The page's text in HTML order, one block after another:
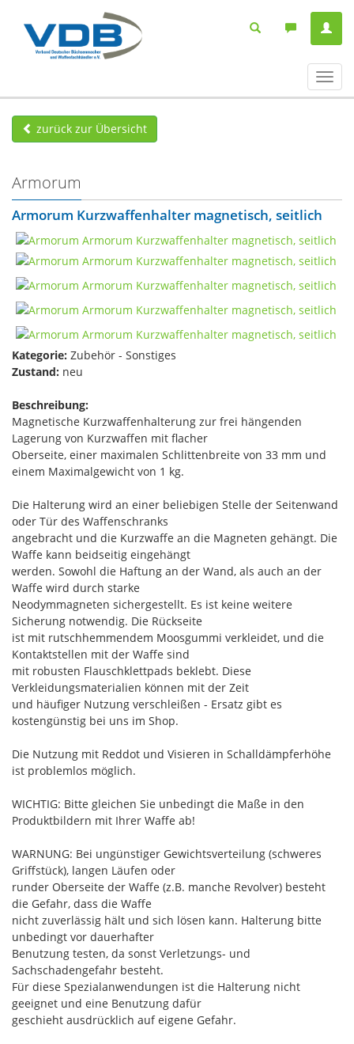
ein-/
zurück zur Übersicht
Armorum
Armorum Kurzwaffenhalter magnetisch, seitlich
Kategorie: Zubehör - Sonstiges
Zustand: neu
Beschreibung:
Magnetische Kurzwaffenhalterung zur frei hängenden
Lagerung von Kurzwaffen mit flacher
Oberseite, einer maximalen Schlittenbreite von 33 mm und
einem Maximalgewicht von 1 kg.
Die Halterung wird an einer beliebigen Stelle der Seitenwand
oder Tür des Waffenschranks
angebracht und die Kurzwaffe an die Magneten gehängt. Die
Waffe kann beidseitig eingehängt
werden. Sowohl die Haftung an der Wand, als auch an der
Waffe wird durch starke
Neodymmagneten sichergestellt. Es ist keine weitere
Sicherung notwendig. Die Rückseite
ist mit rutschhemmendem Moosgummi verkleidet, und die
Kontaktstellen mit der Waffe sind
mit robusten Flauschklettpads beklebt. Diese
Verkleidungsmaterialien können mit der Zeit
und häufiger Nutzung verschleißen - Ersatz gibt es
kostengünstig bei uns im Shop.
Die Nutzung mit Reddot und Visieren in Schalldämpferhöhe
ist problemlos möglich.
WICHTIG: Bitte gleichen Sie unbedingt die Maße in den
Produktbildern mit Ihrer Waffe ab!
WARNUNG: Bei ungünstiger Gewichtsverteilung (schweres
Griffstück), langen Läufen oder
runder Oberseite der Waffe (z.B. manche Revolver) besteht
die Gefahr, dass die Waffe
nicht zuverlässig hält und sich lösen kann. Halterung bitte
unbedingt vor dauerhafter
Benutzung testen, da sonst Verletzungs- und
Sachschadengefahr besteht.
Für diese Spezialanwendungen ist die Halterung nicht
geeignet und eine Benutzung dafür
geschieht ausdrücklich auf eigene Gefahr.